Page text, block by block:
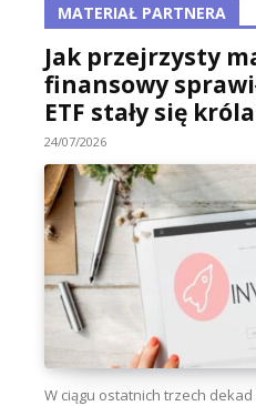
MATERIAŁ PARTNERA
Jak przejrzysty
finansowy
ETF stały się
24/07/2026
W ciągu ostatnich trzech